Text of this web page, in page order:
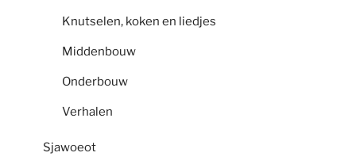
Knutselen, koken en liedjes
Middenbouw
Onderbouw
Verhalen
Sjawoeot